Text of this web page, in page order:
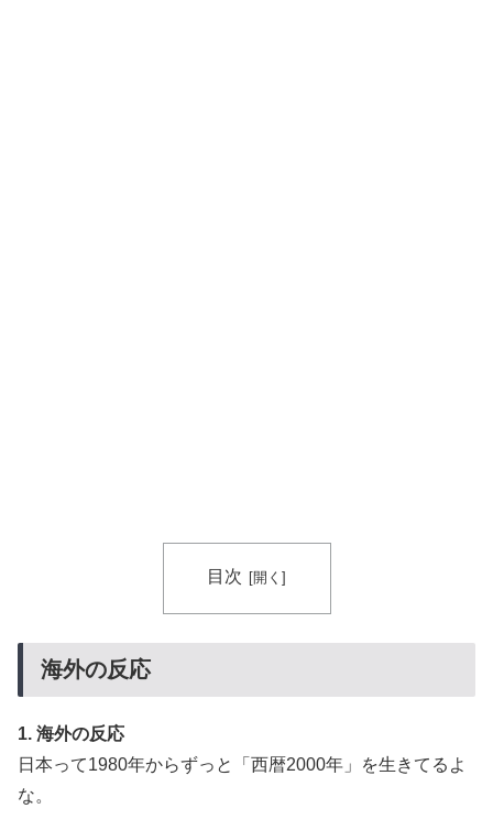
目次
海外の反応
1. 海外の反応
日本って1980年からずっと「西暦2000年」を生きてるよ
な。